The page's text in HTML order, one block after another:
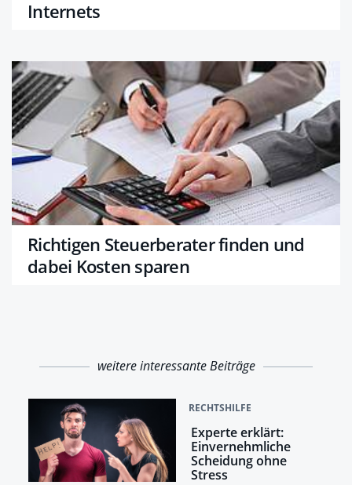
Internets
Richtigen Steuerberater finden und
dabei Kosten sparen
weitere interessante Beiträge
RECHTSHILFE
Experte erklärt:
Einvernehmliche
Scheidung ohne
Stress